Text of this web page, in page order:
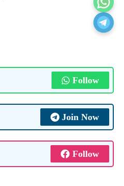
Follow
Join Now
Follow